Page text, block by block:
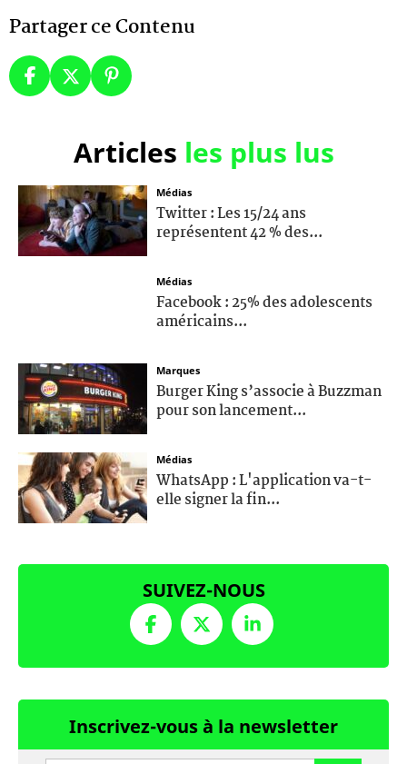
Partager ce Contenu
Articles les plus lus
Médias
Twitter : Les 15/24 ans
représentent 42 % des...
Médias
Facebook : 25% des adolescents
américains...
Marques
Burger King s’associe à Buzzman
pour son lancement...
Médias
WhatsApp : L'application va-t-
elle signer la fin...
SUIVEZ-NOUS
Inscrivez-vous à la newsletter